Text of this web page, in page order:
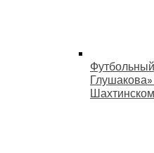
Шахтинском